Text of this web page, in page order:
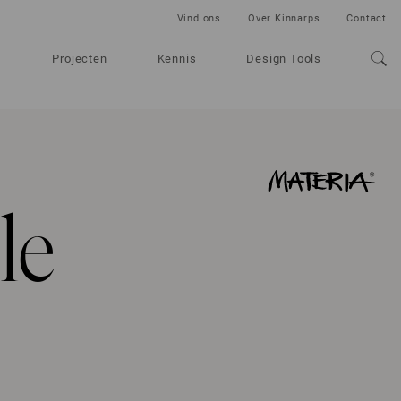
Projecten Kennis Design Tools
Vind ons Over Kinnarps Contact